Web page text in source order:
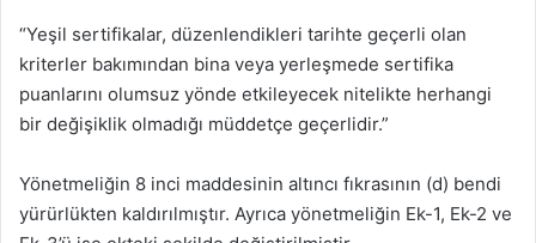
“Yeşil sertifikalar, düzenlendikleri tarihte geçerli olan
kriterler bakımından bina veya yerleşmede sertifika
puanlarını olumsuz yönde etkileyecek nitelikte herhangi
bir değişiklik olmadığı müddetçe geçerlidir.”
Yönetmeliğin 8 inci maddesinin altıncı fıkrasının (d) bendi
yürürlükten kaldırılmıştır. Ayrıca yönetmeliğin Ek-1, Ek-2 ve